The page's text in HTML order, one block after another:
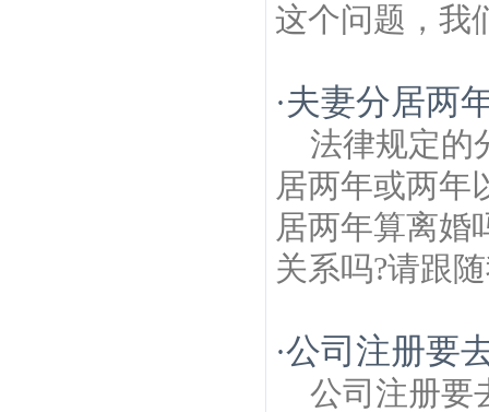
这个问题，我
·夫妻分居两
法律规定的
居两年或两年
居两年算离婚
关系吗?请跟
·公司注册要
公司注册要